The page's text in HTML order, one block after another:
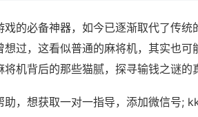
的必备神器，如今已逐渐取代了传
过，这看似普通的麻将机，其实也
机背后的那些猫腻，探寻输钱之谜的
，想获取一对一指导，添加微信号;